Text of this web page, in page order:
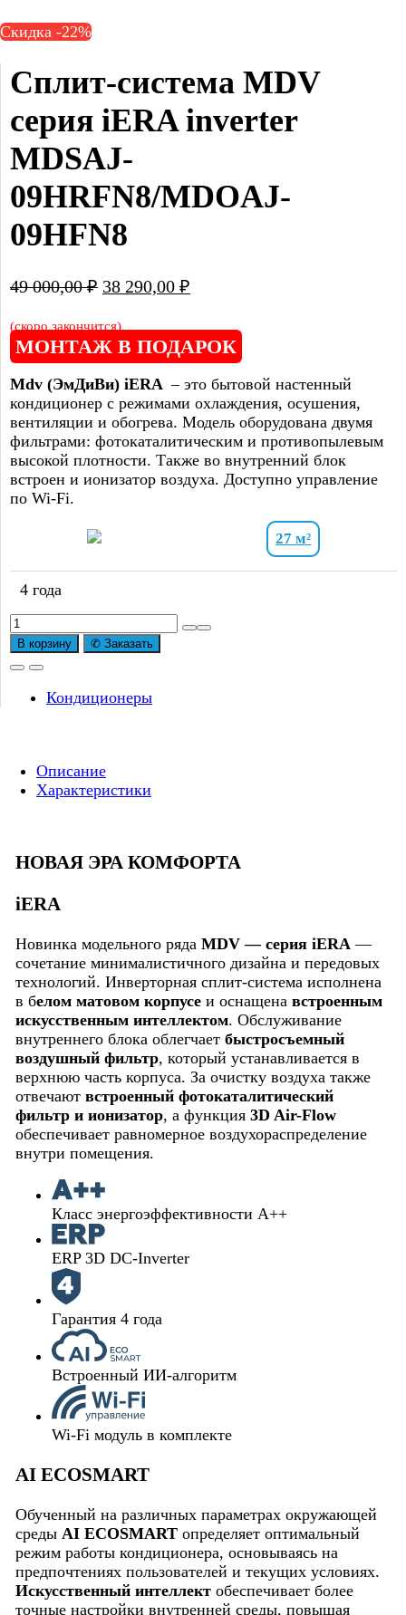
Скидка -22%
Сплит-система MDV
серия iERA inverter
MDSAJ-
09HRFN8/MDOAJ-
09HFN8
49 000,00₽ Первоначальная
составляла
49
000,00 ₽.
38 290,00 ₽
290,00 ₽.
(скоро закончится)
МОНТАЖ В ПОДАРОК
Mdv (ЭмДиВи) iERA – это бытовой настенный
кондиционер с режимами охлаждения, осушения,
вентиляции и обогрева. Модель оборудована двумя
фильтрами: фотокаталитическим и противопылевым
высокой плотности. Также во внутренний блок
встроен и ионизатор воздуха. Доступно управление
по Wi-Fi.
27 м²
4 года
Количество
товара
MDV
MDSAJ-
09HRFN8/MDOAJ-
В корзину ✆ Заказать
Кондиционеры
Описание
Характеристики
НОВАЯ ЭРА КОМФОРТА
iERA
Новинка модельного ряда MDV — серия iERA —
сочетание минималистичного дизайна и передовых
технологий. Инверторная сплит-система исполнена
в белом матовом корпусе и оснащена встроенным
искусственным интеллектом. Обслуживание
внутреннего блока облегчает быстросъемный
воздушный фильтр, который устанавливается в
верхнюю часть корпуса. За очистку воздуха также
отвечают встроенный фотокаталитический
фильтр и ионизатор, а функция 3D Air-Flow
обеспечивает равномерное воздухораспределение
внутри помещения.
Класс энергоэффективности A++
ERP 3D DC-Inverter
Гарантия 4 года
Встроенный ИИ-алгоритм
Wi-Fi модуль в комплекте
AI ECOSMART
Обученный на различных параметрах окружающей
среды AI ECOSMART определяет оптимальный
режим работы кондиционера, основываясь на
предпочтениях пользователей и текущих условиях.
Искусственный интеллект обеспечивает более
точные настройки внутренней среды, повышая